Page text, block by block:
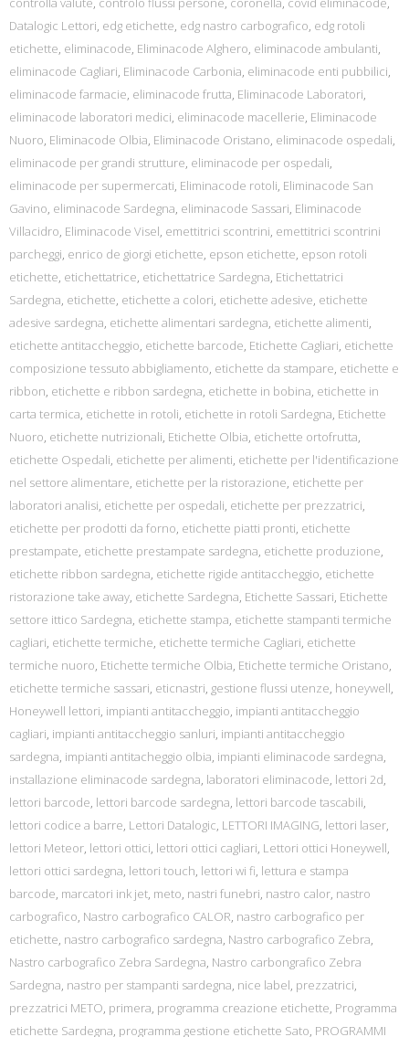
Datalogic Lettori, edg etichette, edg nastro carbografico, edg rotoli
etichette, eliminacode, Eliminacode Alghero, eliminacode ambulanti,
eliminacode Cagliari, Eliminacode Carbonia, eliminacode enti pubbilici,
eliminacode farmacie, eliminacode frutta, Eliminacode Laboratori,
eliminacode laboratori medici, eliminacode macellerie, Eliminacode
Nuoro, Eliminacode Olbia, Eliminacode Oristano, eliminacode ospedali,
eliminacode per grandi strutture, eliminacode per ospedali,
eliminacode per supermercati, Eliminacode rotoli, Eliminacode San
Gavino, eliminacode Sardegna, eliminacode Sassari, Eliminacode
Villacidro, Eliminacode Visel, emettitrici scontrini, emettitrici scontrini
parcheggi, enrico de giorgi etichette, epson etichette, epson rotoli
etichette, etichettatrice, etichettatrice Sardegna, Etichettatrici
Sardegna, etichette, etichette a colori, etichette adesive, etichette
adesive sardegna, etichette alimentari sardegna, etichette alimenti,
etichette antitaccheggio, etichette barcode, Etichette Cagliari, etichette
composizione tessuto abbigliamento, etichette da stampare, etichette e
ribbon, etichette e ribbon sardegna, etichette in bobina, etichette in
carta termica, etichette in rotoli, etichette in rotoli Sardegna, Etichette
Nuoro, etichette nutrizionali, Etichette Olbia, etichette ortofrutta,
etichette Ospedali, etichette per alimenti, etichette per l'identificazione
nel settore alimentare, etichette per la ristorazione, etichette per
laboratori analisi, etichette per ospedali, etichette per prezzatrici,
etichette per prodotti da forno, etichette piatti pronti, etichette
prestampate, etichette prestampate sardegna, etichette produzione,
etichette ribbon sardegna, etichette rigide antitaccheggio, etichette
ristorazione take away, etichette Sardegna, Etichette Sassari, Etichette
settore ittico Sardegna, etichette stampa, etichette stampanti termiche
cagliari, etichette termiche, etichette termiche Cagliari, etichette
termiche nuoro, Etichette termiche Olbia, Etichette termiche Oristano,
etichette termiche sassari, eticnastri, gestione flussi utenze, honeywell,
Honeywell lettori, impianti antitaccheggio, impianti antitaccheggio
cagliari, impianti antitaccheggio sanluri, impianti antitaccheggio
sardegna, impianti antitacheggio olbia, impianti eliminacode sardegna,
installazione eliminacode sardegna, laboratori eliminacode, lettori 2d,
lettori barcode, lettori barcode sardegna, lettori barcode tascabili,
lettori codice a barre, Lettori Datalogic, LETTORI IMAGING, lettori laser,
lettori Meteor, lettori ottici, lettori ottici cagliari, Lettori ottici Honeywell,
lettori ottici sardegna, lettori touch, lettori wi fi, lettura e stampa
barcode, marcatori ink jet, meto, nastri funebri, nastro calor, nastro
carbografico, Nastro carbografico CALOR, nastro carbografico per
etichette, nastro carbografico sardegna, Nastro carbografico Zebra,
Nastro carbografico Zebra Sardegna, Nastro carbongrafico Zebra
Sardegna, nastro per stampanti sardegna, nice label, prezzatrici,
prezzatrici METO, primera, programma creazione etichette, Programma
etichette Sardegna, programma gestione etichette Sato, PROGRAMMI